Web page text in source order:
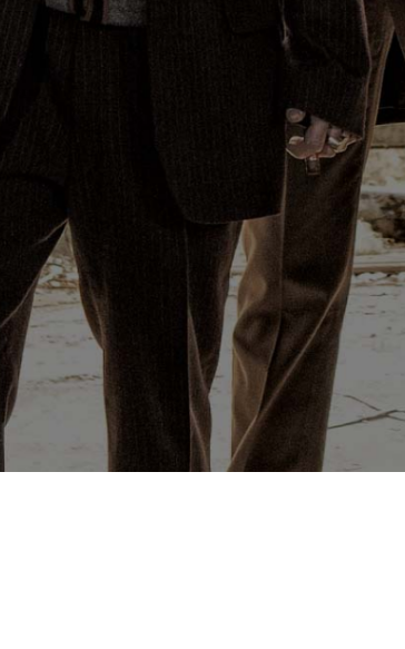
Impressum Datenschutzerklärung